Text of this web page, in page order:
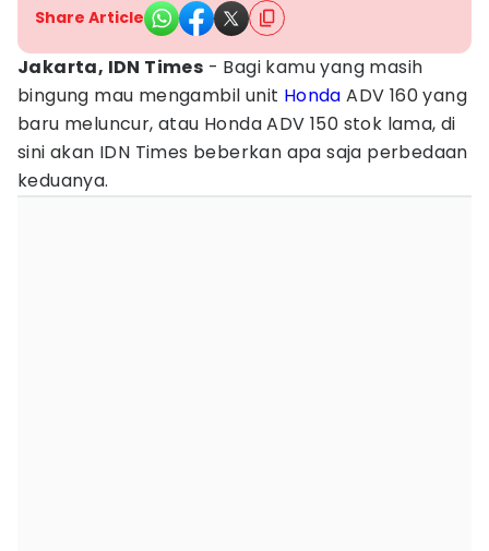
Share Article
Jakarta, IDN Times - Bagi kamu yang masih
bingung mau mengambil unit Honda ADV 160 yang
baru meluncur, atau Honda ADV 150 stok lama, di
sini akan IDN Times beberkan apa saja perbedaan
keduanya.